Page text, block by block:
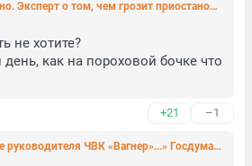
Бояться — это нормально. Эксперт о том, чем грозит приостановка договора СНВ-3
не хотите?
как на пороховой бочке что
+21 –1
«Рассмотрев обращение руководителя ЧВК «Вагнер»...» Госдума подумает о наказании за дискредитацию участников боевых действий, включая экс-заключенных